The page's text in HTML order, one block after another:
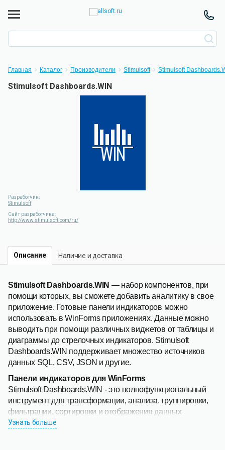
Главная Каталог Производители Stimulsoft Stimulsoft
Stimulsoft Dashboards.WIN
Разработчик:
Stimulsoft
Сайт разработчика:
http://www.stimulsoft.com/ru/
Описание Наличие и доставка
Stimulsoft Dashboards.WIN — набор компонентов, при
помощи которых, вы сможете добавить аналитику в свое
приложение. Готовые панели индикаторов можно
использовать в WinForms приложениях. Данные можно
выводить при помощи различных виджетов от таблицы и
диаграммы до стрелочных индикаторов. Stimulsoft
Dashboards.WIN поддерживает множество источников
данных SQL, CSV, JSON и другие.
Панели индикаторов для WinForms
Stimulsoft Dashboards.WIN - это полнофункциональный
инструмент для трансформации, анализа, группировки,
фильтрации, сортировки и отображения данных
напанели индикаторов
Узнать больше